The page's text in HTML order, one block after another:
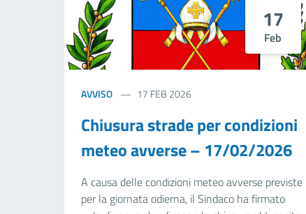
17
Feb
AVVISO 17 FEB 2026
Chiusura strade per condizioni
meteo avverse – 17/02/2026
A causa delle condizioni meteo avverse previste
per la giornata odierna, il Sindaco ha firmato